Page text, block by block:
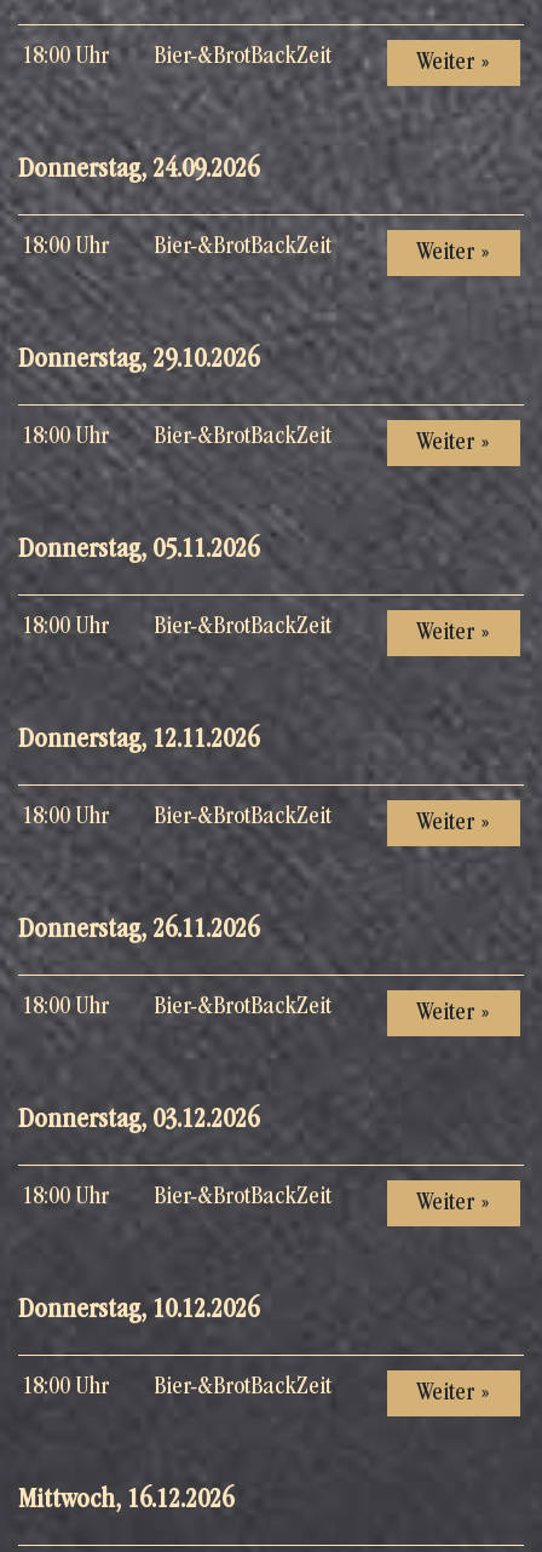
18:00 Uhr Bier-&BrotBackZeit Weiter »
Donnerstag, 24.09.2026
18:00 Uhr Bier-&BrotBackZeit Weiter »
Donnerstag, 29.10.2026
18:00 Uhr Bier-&BrotBackZeit Weiter »
Donnerstag, 05.11.2026
18:00 Uhr Bier-&BrotBackZeit Weiter »
Donnerstag, 12.11.2026
18:00 Uhr Bier-&BrotBackZeit Weiter »
Donnerstag, 26.11.2026
18:00 Uhr Bier-&BrotBackZeit Weiter »
Donnerstag, 03.12.2026
18:00 Uhr Bier-&BrotBackZeit Weiter »
Donnerstag, 10.12.2026
18:00 Uhr Bier-&BrotBackZeit Weiter »
Mittwoch, 16.12.2026